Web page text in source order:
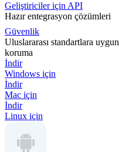
Geliştiriciler için API
Hazır entegrasyon çözümleri
Güvenlik
Uluslararası standartlara uygun
koruma
İndir
Windows için
İndir
Mac için
İndir
Linux için